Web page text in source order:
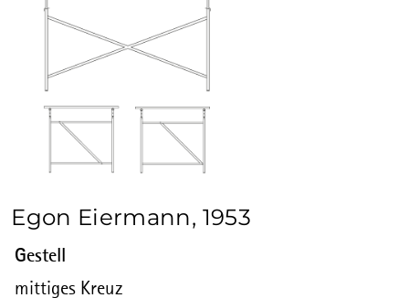
Egon Eiermann, 1953
Gestell
mittiges Kreuz